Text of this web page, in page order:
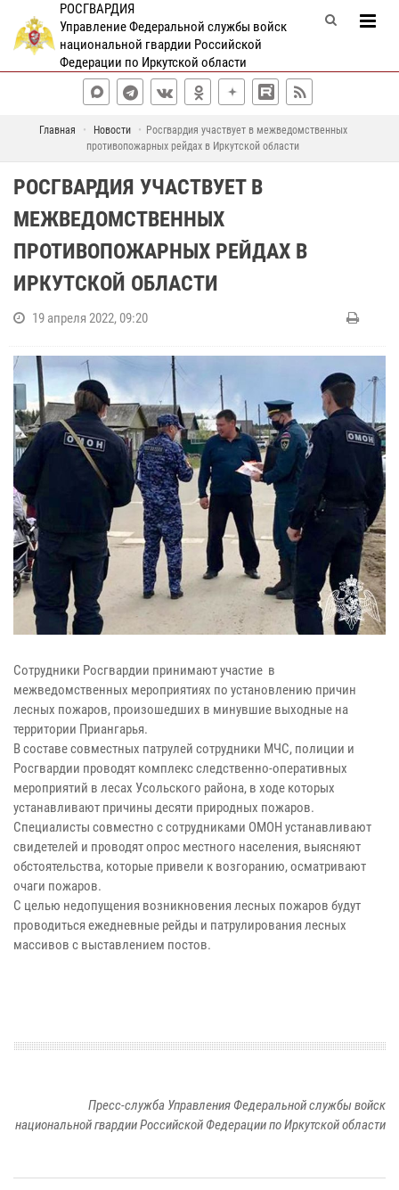
РОСГВАРДИЯ
Управление Федеральной службы войск
национальной гвардии Российской
Федерации по Иркутской области
Главная Новости
Росгвардия участвует в межведомственных
противопожарных рейдах в Иркутской области
РОСГВАРДИЯ УЧАСТВУЕТ В
МЕЖВЕДОМСТВЕННЫХ
ПРОТИВОПОЖАРНЫХ РЕЙДАХ В
ИРКУТСКОЙ ОБЛАСТИ
19 апреля 2022, 09:20
Сотрудники Росгвардии принимают участие в
межведомственных мероприятиях по установлению причин
лесных пожаров, произошедших в минувшие выходные на
территории Приангарья.
В составе совместных патрулей сотрудники МЧС, полиции и
Росгвардии проводят комплекс следственно-оперативных
мероприятий в лесах Усольского района, в ходе которых
устанавливают причины десяти природных пожаров.
Специалисты совместно с сотрудниками ОМОН устанавливают
свидетелей и проводят опрос местного населения, выясняют
обстоятельства, которые привели к возгоранию, осматривают
очаги пожаров.
С целью недопущения возникновения лесных пожаров будут
проводиться ежедневные рейды и патрулирования лесных
массивов с выставлением постов.
Пресс-служба Управления Федеральной службы войск
национальной гвардии Российской Федерации по Иркутской области